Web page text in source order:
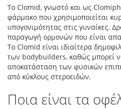
Το Clomid, γνωστό και ως
φάρμακο που χρησιμοποιείται
υπογονιμότητας στις γυναίκες.
παραγωγή ορμονών που είναι
Το Clomid είναι ιδιαίτερα
των bodybuilders, καθώς μπορεί
αποκατάσταση των φυσικών
από κύκλους στεροειδών.
Ποια είναι τα